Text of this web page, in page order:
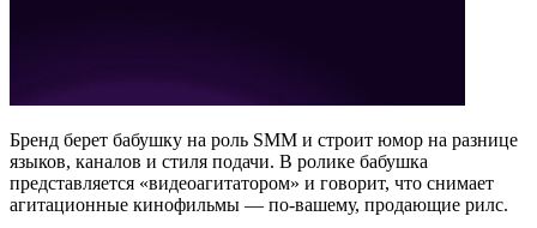
Бренд берет бабушку на роль SMM и строит юмор на разнице
языков, каналов и стиля подачи. В ролике бабушка
представляется «видеоагитатором» и говорит, что снимает
агитационные кинофильмы — по-вашему, продающие рилс.